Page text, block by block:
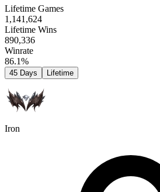
Lifetime Games
1,141,624
Lifetime Wins
890,336
Winrate
86.1%
45 Days Lifetime
Iron